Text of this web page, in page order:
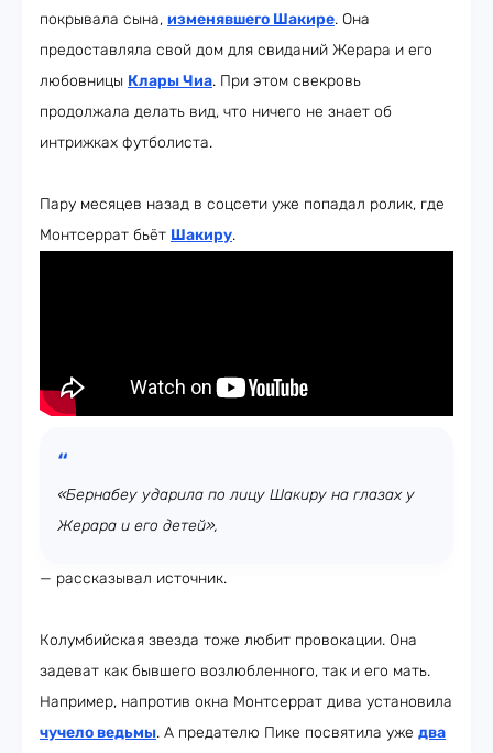
покрывала сына, изменявшего Шакире. Она
предоставляла свой дом для свиданий Жерара и его
любовницы Клары Чиа. При этом свекровь
продолжала делать вид, что ничего не знает об
интрижках футболиста.
Пару месяцев назад в соцсети уже попадал ролик, где
Монтсеррат бьёт Шакиру.
«Бернабеу ударила по лицу Шакиру на глазах у
Жерара и его детей»,
— рассказывал источник.
Колумбийская звезда тоже любит провокации. Она
задеват как бывшего возлюбленного, так и его мать.
Например, напротив окна Монтсеррат дива установила
чучело ведьмы. А предателю Пике посвятила уже два